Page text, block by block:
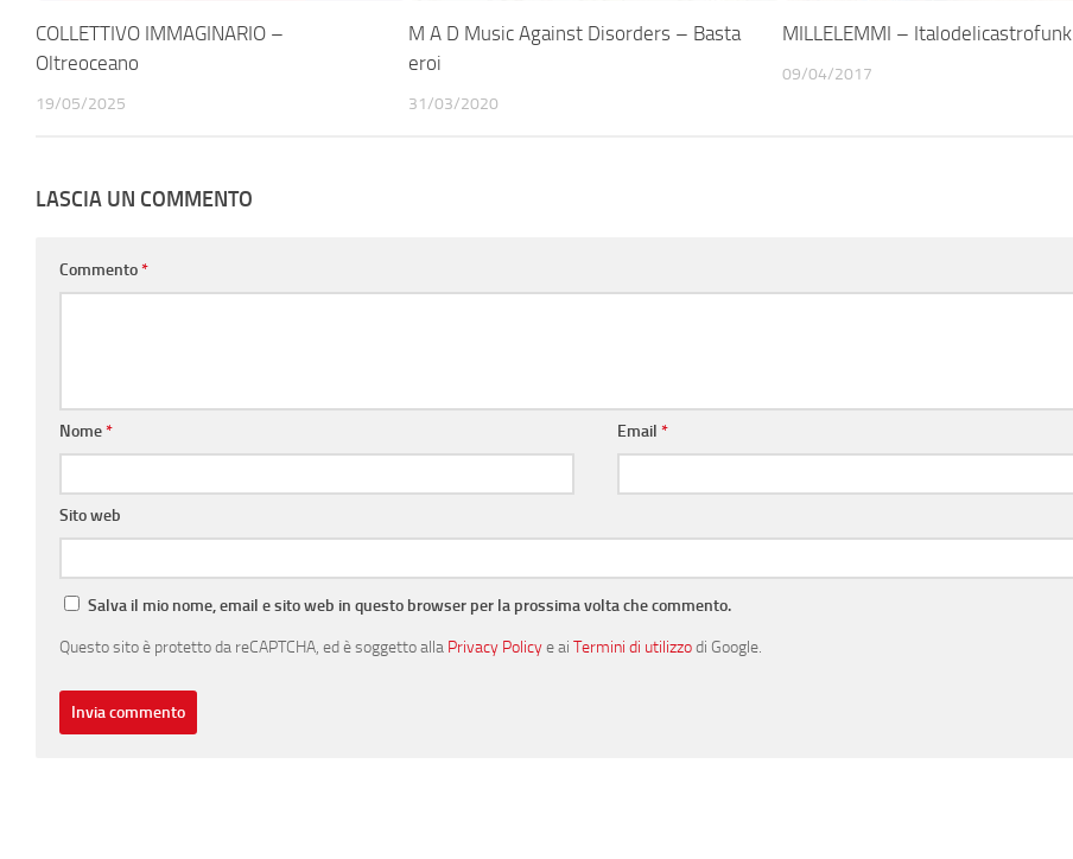
COLLETTIVO IMMAGINARIO –
Oltreoceano
19/05/2025
M A D Music Against Disorders – Basta
eroi
31/03/2020
MILLELEMMI – Italodelicastrofunk
09/04/2017
LASCIA UN COMMENTO
Commento*
Nome* Email*
Sito web
Salva il mio nome, email e sito web in questo browser per la prossima volta che commento.
Questo sito è protetto da reCAPTCHA, ed è soggetto alla Privacy Policye ai Termini di utilizzodi Google.